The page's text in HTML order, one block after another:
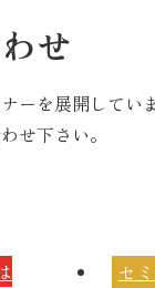
せ
ーを展開してい
せ下さい。
セ